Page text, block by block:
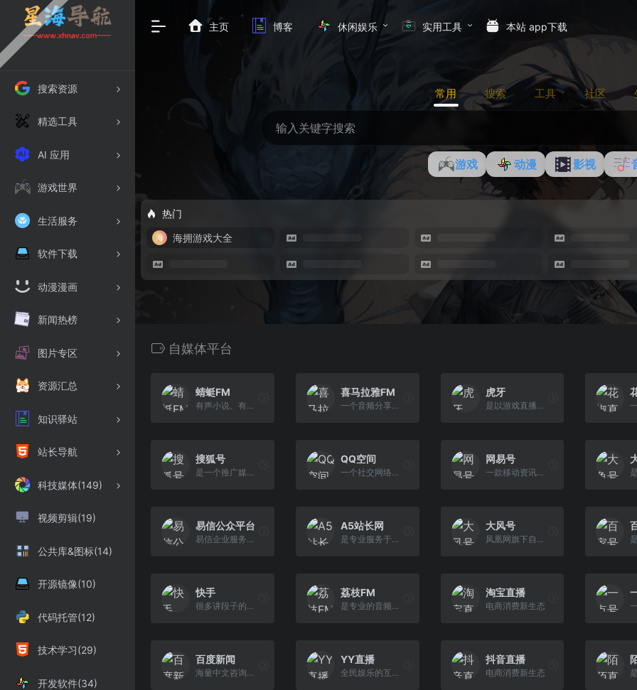
搜索资源
精选工具
AI 应用
游戏世界
生活服务
软件下载
动漫漫画
新闻热榜
图片专区
资源汇总
知识驿站
站长导航
科技媒体(149)
视频剪辑(19)
公共库&图标(14)
开源镜像(10)
代码托管(12)
技术学习(29)
开发软件(34)
主页 博客 休闲娱乐 实用工具 本站 app下载
常用 搜索 工具 社区
游戏 动漫 影视
热门
海拥游戏大全
自媒体平台
蜻蜓FM
有声小说、有声读物、电台广播、在线听书
喜马拉雅FM
一个音频分享平台，包含有声小说、相声、评书、故事、儿歌、在线听书等内容
虎牙
是以游戏直播为主的弹幕式互动直播平台
搜狐号
是一个推广媒体和自媒体优质内容的平台
QQ空间
一个社交网络平台
网易号
一款移动资讯类产品
易信公众平台
易信企业服务平台
A5站长网
是专业服务于站长和网站的信息平台
大风号
凤凰网旗下自媒体产品，追求原创和高质量内容
快手
很多讲段子的短视频内容。
荔枝FM
是专业的音频分享平台
淘宝直播
电商消费新生态
百度新闻
海量中文咨询平台
YY直播
全民娱乐的互动直播平台
抖音直播
电商消费新生态